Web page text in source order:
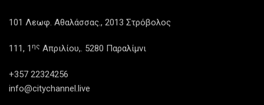
101 Λεωφ. Αθαλάσσας., 2013 Στρόβολος
111, 1 ης Απριλίου,. 5280 Παραλίμνι
+357 22324256
info@citychannel.live